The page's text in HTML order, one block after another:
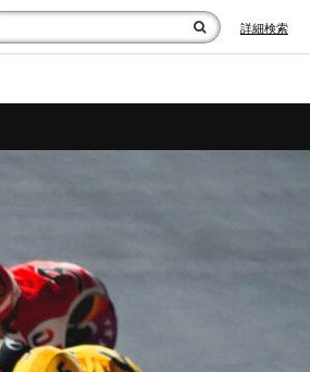
詳細検索